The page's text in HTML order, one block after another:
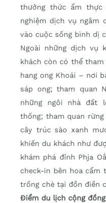
thưởng thức ẩm
nghiệm dịch vụ ngâm
vào cuộc sống bình dị
Ngoài những dịch vụ
khách còn có thể
hang ong Khoái – nơi
sáp ong; tham quan
những ngôi nhà đất
thống; tham quan
cây trúc sào xanh
khiến du khách như
khám phá đỉnh Phja
check-in bên hoa
trồng chè tại đồn điền
Điểm du lịch cộng